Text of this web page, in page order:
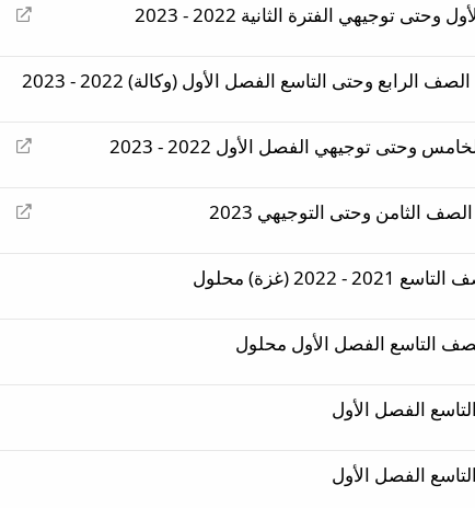
إ
و
ه
الفترة الثانية 2022 - 2023
وحتى التاسع الفصل الأول (وكالة) 2022 - 2023
إ
د
توجيهي الفصل الأول 2022 - 2023
إ
الثامن وحتى التوجيهي 2023
(غزة) محلول
التاسع الفصل الأول محلول
الفصل الأول
الفصل الأول